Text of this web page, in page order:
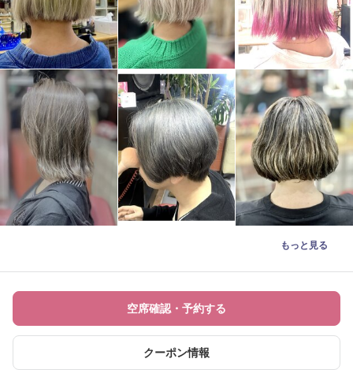
もっと見る
空席確認・予約する
クーポン情報